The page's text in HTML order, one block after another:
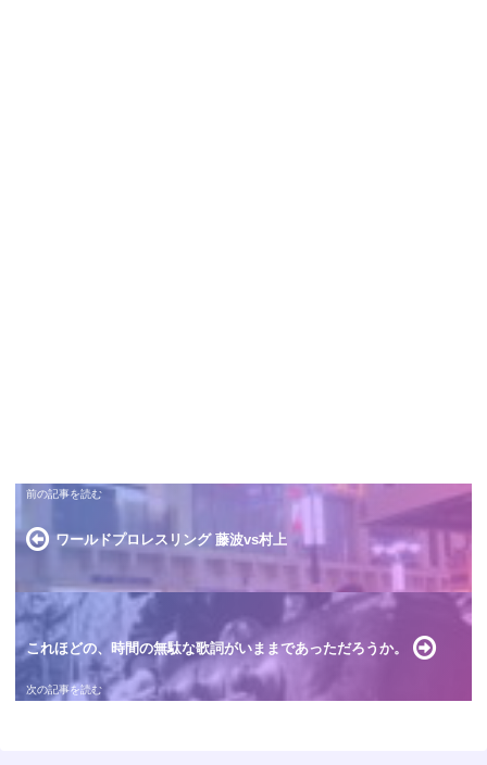
ワールドプロレスリング 藤波vs村上
これほどの、時間の無駄な歌詞がいままであっただろうか。